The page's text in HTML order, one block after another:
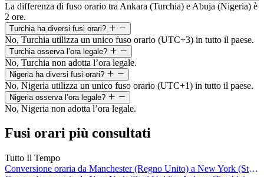
La differenza di fuso orario tra Ankara (Turchia) e Abuja (Nigeria) è
2 ore.
Turchia ha diversi fusi orari?
No, Turchia utilizza un unico fuso orario (UTC+3) in tutto il paese.
Turchia osserva l’ora legale?
No, Turchia non adotta l’ora legale.
Nigeria ha diversi fusi orari?
No, Nigeria utilizza un unico fuso orario (UTC+1) in tutto il paese.
Nigeria osserva l’ora legale?
No, Nigeria non adotta l’ora legale.
Fusi orari più consultati
Tutto Il Tempo
Conversione oraria da Manchester (Regno Unito) a New York (Stati Uniti)